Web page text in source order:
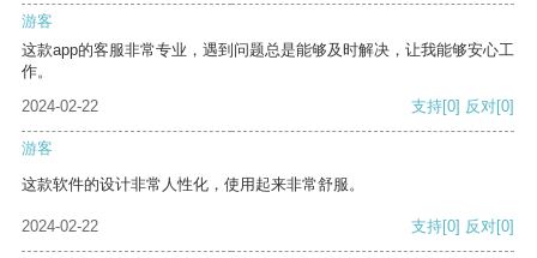
游客
这款app的客服非常专业，遇到问题总是能够及时解决，让我能够安心工
作。
2024-02-22
支持[0] 反对[0]
游客
这款软件的设计非常人性化，使用起来非常舒服。
2024-02-22 支持[0] 反对[0]